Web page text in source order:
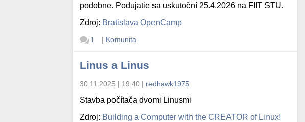
podobne. Podujatie sa uskutoční 25.4.2026 na FIIT STU.
Zdroj: Bratislava OpenCamp
1 | Komunita
Linus a Linus
30.11.2025 | 19:40 | redhawk1975
Stavba počítača dvomi Linusmi
Zdroj: Building a Computer with the CREATOR of Linux!